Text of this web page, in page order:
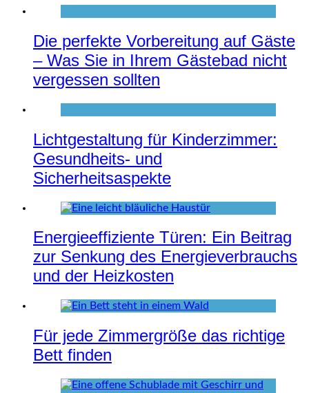
Die perfekte Vorbereitung auf Gäste
– Was Sie in Ihrem Gästebad nicht
vergessen sollten
Lichtgestaltung für Kinderzimmer:
Gesundheits- und
Sicherheitsaspekte
Energieeffiziente Türen: Ein Beitrag
zur Senkung des Energieverbrauchs
und der Heizkosten
Für jede Zimmergröße das richtige
Bett finden